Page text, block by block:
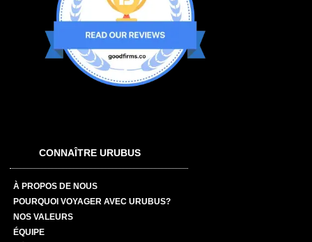
CONNAÎTRE URUBUS
À PROPOS DE NOUS
POURQUOI VOYAGER AVEC URUBUS?
NOS VALEURS
ÉQUIPE